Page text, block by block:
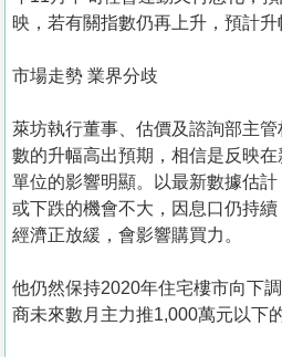
映，若有關指數仍再上升，預計升
市場走勢 業界分歧
萊坊執行董事、估價及諮詢部主
數的升幅高出預期，相信是反映
單位的影響明顯。以最新數據估
或下跌的機會不大，因息口仍持
經濟正放緩，會影響購買力。
他仍然保持2020年住宅樓市向下
商未來數月主力推1,000萬元以下